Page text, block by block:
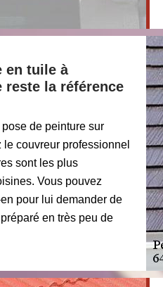
en tuile à
reste la référence
de peinture sur
couvreur professionnel
sont les plus
Vous pouvez
pour lui demander de
en très peu de